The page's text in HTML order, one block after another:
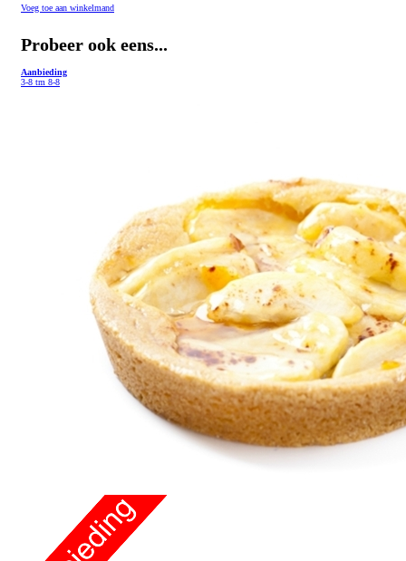
Voeg toe aan winkelmand
Probeer ook eens...
Aanbieding
3-8 tm 8-8